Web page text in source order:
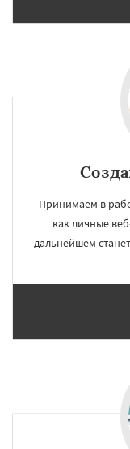
Принимаем в
как личные
дальнейшем